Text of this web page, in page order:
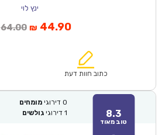
ינץ לוי
64.00המחיר
₪64.00.
₪ 44.90המחיר
הוא:
כתוב חוות דעת
8.3
טוב מאוד
0 דירוגי מומחים
1 דירוגי גולשים